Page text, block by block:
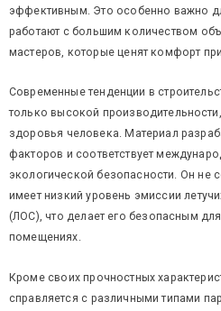
эффективным. Это особенно важно
работают с большим количеством
мастеров, которые ценят комфорт
Современные тенденции в
только высокой
здоровья человека. Материал
факторов и соответствует
экологической безопасности. Он не
имеет низкий уровень эмиссии
(ЛОС), что делает его безопасным
помещениях.
Кроме своих прочностных
справляется с различными типами